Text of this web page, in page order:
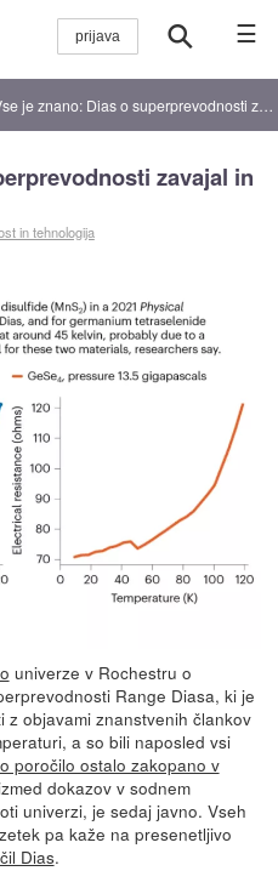
☰
je znano: Dias o superprevodnosti zavajal in lagal
zavajal in
in tehnologija
univerze v Rochestru o
Range Diasa, ki je
objavami znanstvenih člankov
a so bili naposled vsi
poročilo ostalo zakopano v
dokazov v sodnem
univerzi, je sedaj javno. Vseh
pa kaže na presenetljivo
Dias.